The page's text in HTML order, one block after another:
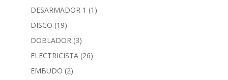
DESARMADOR 1 (1)
DISCO (19)
DOBLADOR (3)
ELECTRICISTA (26)
EMBUDO (2)